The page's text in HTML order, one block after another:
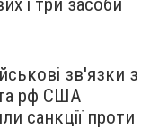
і три засоби
зв'язки з
рф США
санкції проти